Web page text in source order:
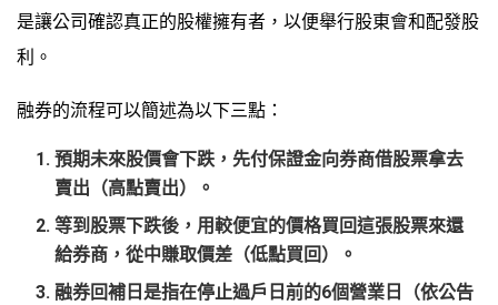
是讓公司確認真正的股權擁有者，以便舉行股東會和配發股
利。
融券的流程可以簡述為以下三點：
預期未來股價會下跌，先付保證金向券商借股票拿去
賣出（高點賣出）。
等到股票下跌後，用較便宜的價格買回這張股票來還
給券商，從中賺取價差（低點買回）。
融券回補日是指在停止過戶日前的6個營業日（依公告